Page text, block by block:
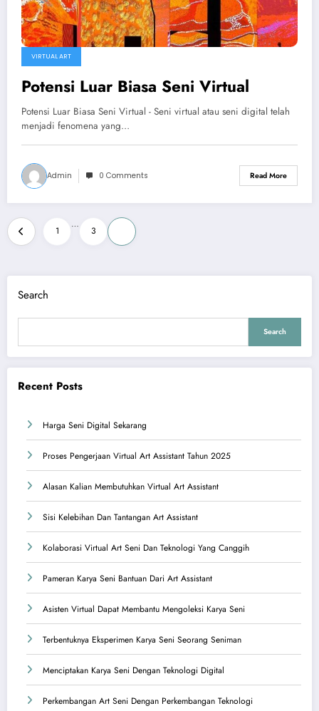
VIRTUAL ART
Potensi Luar Biasa Seni Virtual
Potensi Luar Biasa Seni Virtual - Seni virtual atau seni digital telah
menjadi fenomena yang…
Admin 0 Comments Read More
Posts
pagination
1
…
3
Search
Search
Recent Posts
Harga Seni Digital Sekarang
Proses Pengerjaan Virtual Art Assistant Tahun 2025
Alasan Kalian Membutuhkan Virtual Art Assistant
Sisi Kelebihan Dan Tantangan Art Assistant
Kolaborasi Virtual Art Seni Dan Teknologi Yang Canggih
Pameran Karya Seni Bantuan Dari Art Assistant
Asisten Virtual Dapat Membantu Mengoleksi Karya Seni
Terbentuknya Eksperimen Karya Seni Seorang Seniman
Menciptakan Karya Seni Dengan Teknologi Digital
Perkembangan Art Seni Dengan Perkembangan Teknologi